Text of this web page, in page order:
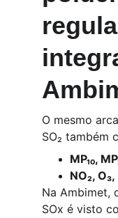
O mesmo
SO₂ também
MP₁₀,
NO₂,
Na Ambimet,
SOx é visto